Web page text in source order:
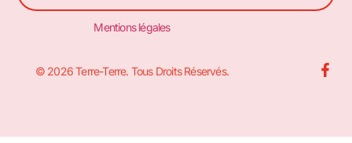
Mentions légales
© 2026 Terre-Terre. Tous Droits Réservés.